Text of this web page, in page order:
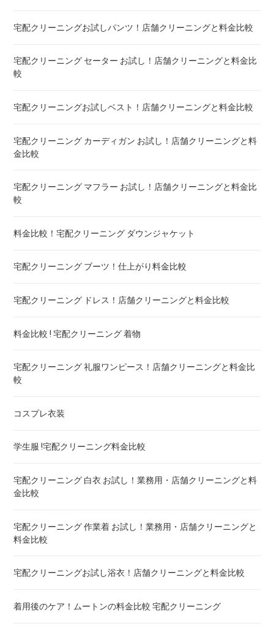
布団クリーニング 敷布団 ! 料金 比較
布団クリーニング ベビーふとん ! 料金 比較
布団クリーニング+レンタル布団 ! 値段 比較
エアウィーヴ マットレスのクリーニング ! どこがいい
布団の洗濯ネット コインランドリー ! ドラム式におすすめは
布団クリーニング 防ダニ加工 ! 効果と危険性
ゴアテックス 羽毛布団 クリーニング ! 料金ランキング
こたつ布団のクリーニング代 ! 料金比較
の違いも
トゥルースリーパー マットレスのクリーニング ! どこがいい
ウェイトブランケットの洗い方 ! 洗えないタイプの対処法も
重い布団の洗い方 ! 洗えないタイプの対処法も
宅配クリーニングお試しパンツ！店舗クリーニングと料金比較
宅配クリーニング セーター お試し！店舗クリーニングと料金比
較
宅配クリーニングお試しベスト！店舗クリーニングと料金比較
宅配クリーニング カーディガン お試し！店舗クリーニングと料
金比較
宅配クリーニング マフラー お試し！店舗クリーニングと料金比
較
料金比較！宅配クリーニング ダウンジャケット
宅配クリーニング ブーツ！仕上がり料金比較
宅配クリーニング ドレス！店舗クリーニングと料金比較
料金比較 ! 宅配クリーニング 着物
宅配クリーニング 礼服ワンピース！店舗クリーニングと料金比
較
コスプレ衣装
学生服 !宅配クリーニング料金比較
宅配クリーニング 白衣 お試し！業務用・店舗クリーニングと料
金比較
宅配クリーニング 作業着 お試し！業務用・店舗クリーニングと
料金比較
宅配クリーニングお試し浴衣！店舗クリーニングと料金比較
着用後のケア！ムートンの料金比較 宅配クリーニング